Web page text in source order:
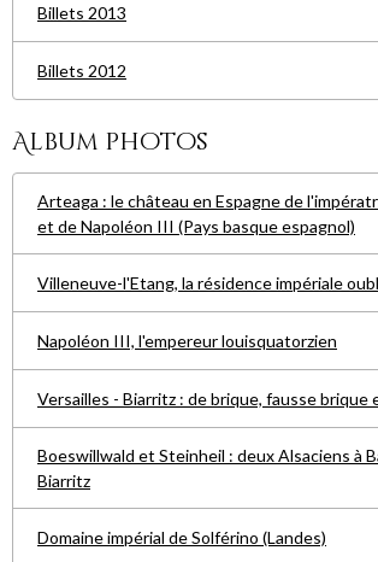
Billets 2013
Billets 2012
Album photos
Arteaga : le château en Espagne de
et de Napoléon III (Pays basque espagnol)
Villeneuve-l'Etang, la résidence impériale
Napoléon III, l'empereur louisquatorzien
Versailles - Biarritz : de brique, fausse brique
Boeswillwald et Steinheil : deux Alsaciens à
Biarritz
Domaine impérial de Solférino (Landes)